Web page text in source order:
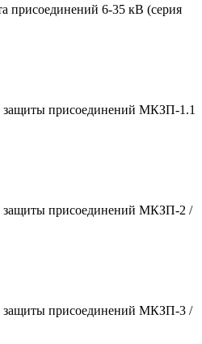
присоединений 6-35 кВ (серия
присоединений МКЗП-1.1
защиты присоединений МКЗП-2 /
защиты присоединений МКЗП-3 /